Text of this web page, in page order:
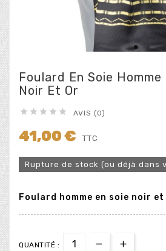
Foulard En Soie Homme
Noir Et Or
     AVIS (0)
41,00 € TTC
Rupture de stock (ou déjà dans
Foulard homme en soie noir et
QUANTITÉ :